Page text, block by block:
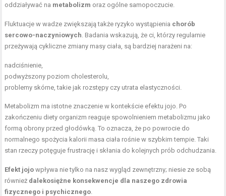
oddziaływać na metabolizm oraz ogólne samopoczucie.
Fluktuacje w wadze zwiększają także ryzyko wystąpienia chorób
sercowo-naczyniowych . Badania wskazują, że ci, którzy regularnie
przeżywają cykliczne zmiany masy ciała, są bardziej narażeni na:
nadciśnienie,
podwyższony poziom cholesterolu
problemy skórne, takie jak rozstępy czy utrata elastyczności.
Metabolizm ma istotne znaczenie w kontekście efektu jojo. Po
zakończeniu diety organizm reaguje spowolnieniem metabolizmu jako
formą obrony przed głodówką. To oznacza, że po powrocie do
normalnego spożycia kalorii masa ciała rośnie w szybkim tempie. Taki
stan rzeczy potęguje frustrację i skłania do kolejnych prób odchudzania.
Efekt jojo wpływa nie tylko na nasz wygląd zewnętrzny; niesie ze sobą
również dalekosiężne konsekwencje dla naszego zdrowia
fizycznego i psychicznego